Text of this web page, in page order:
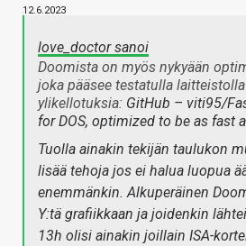
12.6.2023
love_doctor sanoi
Doomista on myös nykyään
joka pääsee testatulla
ylikellotuksia: GitHub – viti95/
for DOS, optimized to be as fast
Tuolla ainakin tekijän taulukon
lisää tehoja jos ei halua luopua
enemmänkin. Alkuperäinen
Y:tä grafiikkaan ja joidenkin
13h olisi ainakin joillain ISA-